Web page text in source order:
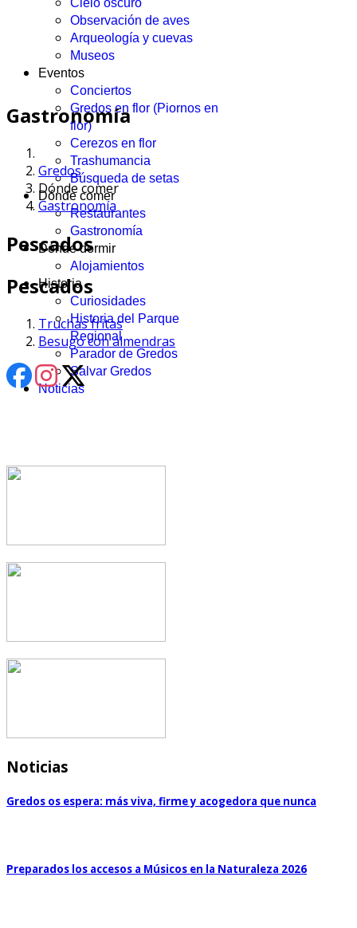
Cielo oscuro
Observación de aves
Arqueología y cuevas
Museos
Eventos
Conciertos
Gredos en flor (Piornos en
flor)
Cerezos en flor
Trashumancia
Búsqueda de setas
Dónde comer
Restaurantes
Gastronomía
Dónde dormir
Alojamientos
Historia
Curiosidades
Historia del Parque
Regional
Parador de Gredos
Salvar Gredos
Noticias
Gastronomía
Gredos
Dónde comer
Gastronomía
Pescados
Pescados
Truchas fritas
Besugo con almendras
Noticias
Gredos os espera: más viva, firme y acogedora que nunca
Preparados los accesos a Músicos en la Naturaleza 2026